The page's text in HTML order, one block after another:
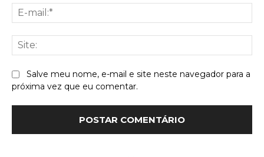
Salve meu nome, e-mail e site neste navegador para a
próxima vez que eu comentar.